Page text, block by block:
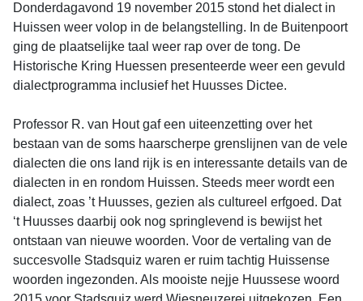
Donderdagavond 19 november 2015 stond het dialect in
Huissen weer volop in de belangstelling. In de Buitenpoort
ging de plaatselijke taal weer rap over de tong. De
Historische Kring Huessen presenteerde weer een gevuld
dialectprogramma inclusief het Huusses Dictee.
Professor R. van Hout gaf een uiteenzetting over het
bestaan van de soms haarscherpe grenslijnen van de vele
dialecten die ons land rijk is en interessante details van de
dialecten in en rondom Huissen. Steeds meer wordt een
dialect, zoas ’t Huusses, gezien als cultureel erfgoed. Dat
‘t Huusses daarbij ook nog springlevend is bewijst het
ontstaan van nieuwe woorden. Voor de vertaling van de
succesvolle Stadsquiz waren er ruim tachtig Huissense
woorden ingezonden. Als mooiste nejje Huussese woord